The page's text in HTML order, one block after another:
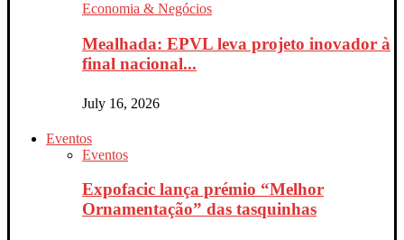
Economia & Negócios
Mealhada: EPVL leva projeto inovador à
final nacional...
July 16, 2026
Eventos
Eventos
Expofacic lança prémio “Melhor
Ornamentação” das tasquinhas